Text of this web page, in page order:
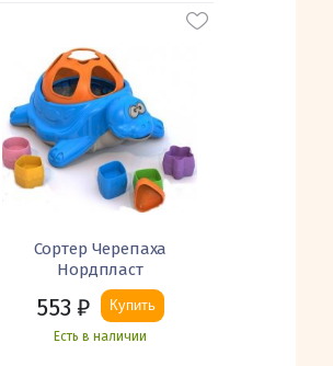
Сортер Черепаха
Нордпласт
553₽ Купить
Есть в наличии